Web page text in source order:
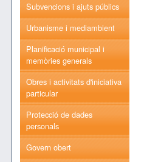
Subvencions i ajuts públics
Urbanisme i mediambient
Planificació municipal i
memòries generals
Obres i activitats d'iniciativa
particular
Protecció de dades
personals
Govern obert